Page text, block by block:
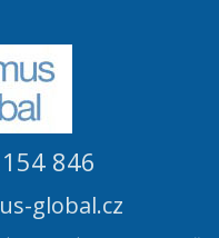
846
global.cz